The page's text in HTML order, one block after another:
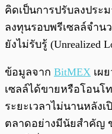
คิดเป็นการปรับลงประ
ลงทุนรอบพรีเซลล์จำ
ยังไม่รับรู้ (Unrealized
ข้อมูลจาก BitMEX เผ
เซลล์ได้ขายหรือโอนโ
ระยะเวลาไม่นานหลัง
ตลาดอย่างมีนัยสำคัญ